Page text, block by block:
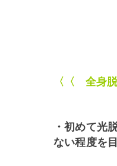
〈〈 全身
・初めて光
ない程度を